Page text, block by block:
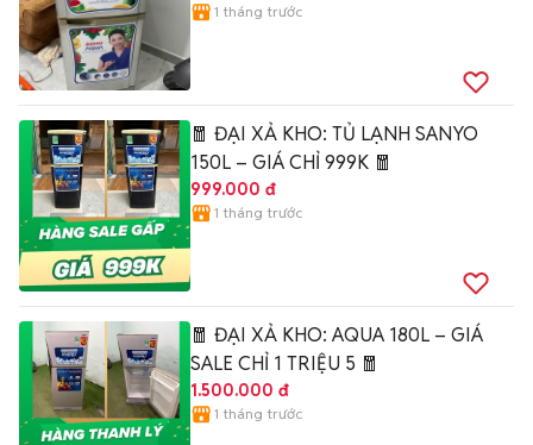
1 tháng trước
🧧 ĐẠI XẢ KHO: TỦ LẠNH SANYO
150L – GIÁ CHỈ 999K 🧧
999.000 đ
1 tháng trước
🧧 ĐẠI XẢ KHO: AQUA 180L – GIÁ
SALE CHỈ 1 TRIỆU 5 🧧
1.500.000 đ
1 tháng trước